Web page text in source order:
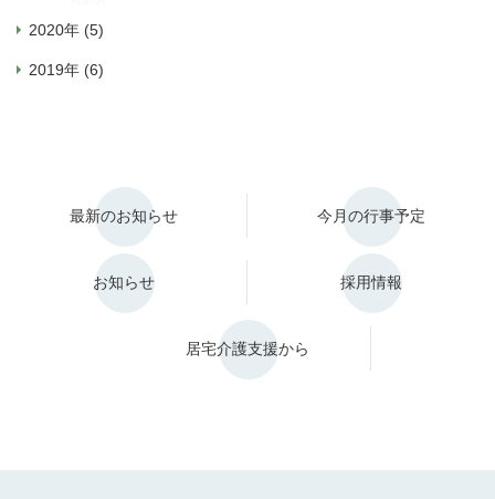
2020年 (5)
2019年 (6)
最新のお知らせ 今月の行事予定
お知らせ 採用情報
居宅介護支援から